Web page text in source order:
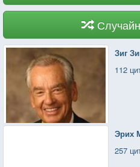
Зиг
112
Эрих
257